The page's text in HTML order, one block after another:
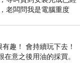
老闆問我是電腦重度
趣！ 會持續玩下去！
意之後用油的採買。